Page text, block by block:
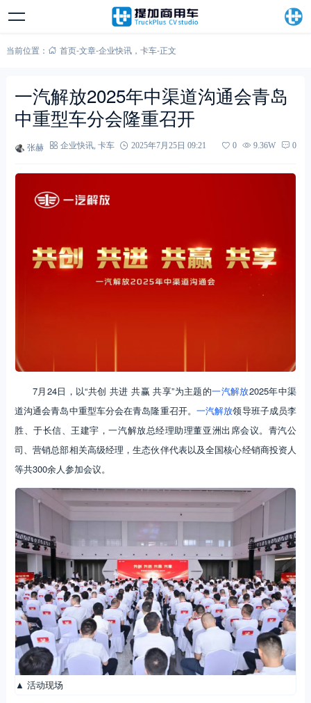
当前位置： 首页-文章-企业快讯， 卡车-正文
一汽解放2025年中渠道沟通会青岛
中重型车分会隆重召开
张赫 企业快讯, 卡车 2025年7月25日 09:21 0 9.36W 0
7月24日，以“共创 共进 共赢 共享”为主题的一汽解放2025年中渠
道沟通会青岛中重型车分会在青岛隆重召开。一汽解放领导班子成员李
胜、于长信、王建宇，一汽解放总经理助理董亚洲出席会议。青汽公
司、营销总部相关高级经理，生态伙伴代表以及全国核心经销商投资人
等共300余人参加会议。
▲ 活动现场